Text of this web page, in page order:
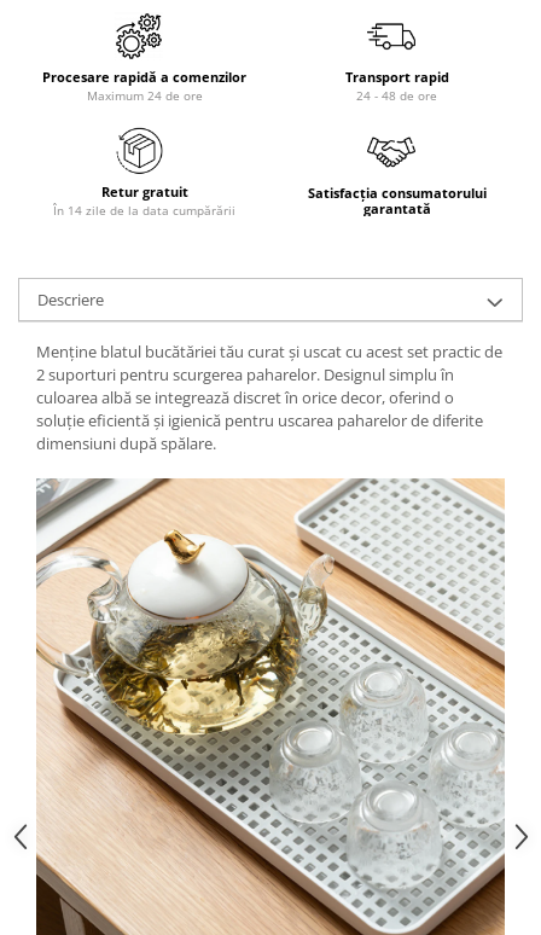
Procesare rapidă a comenzilor
Maximum 24 de ore
Transport rapid
24 - 48 de ore
Retur gratuit
În 14 zile de la data cumpărării
Satisfacția consumatorului
garantată
Descriere
Menține blatul bucătăriei tău curat și uscat cu acest set practic de
2 suporturi pentru scurgerea paharelor. Designul simplu în
culoarea albă se integrează discret în orice decor, oferind o
soluție eficientă și igienică pentru uscarea paharelor de diferite
dimensiuni după spălare.